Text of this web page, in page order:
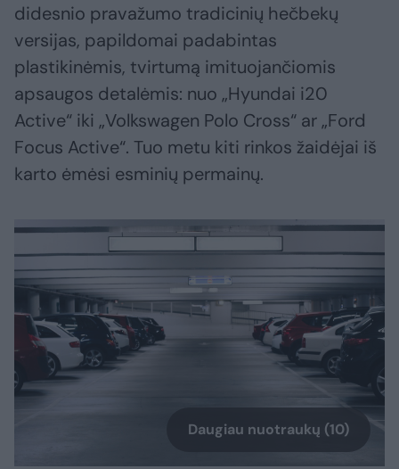
didesnio pravažumo tradicinių hečbekų
versijas, papildomai padabintas
plastikinėmis, tvirtumą imituojančiomis
apsaugos detalėmis: nuo „Hyundai i20
Active“ iki „Volkswagen Polo Cross“ ar „Ford
Focus Active“. Tuo metu kiti rinkos žaidėjai iš
karto ėmėsi esminių permainų.
Daugiau nuotraukų (10)